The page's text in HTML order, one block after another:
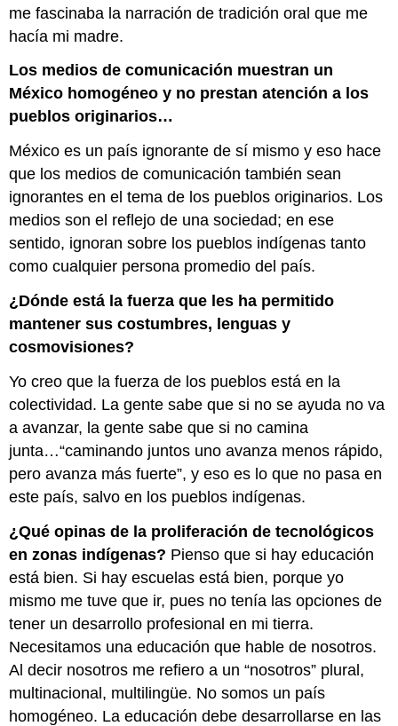
me fascinaba la narración de tradición oral que me
hacía mi madre.
Los medios de comunicación muestran un
México homogéneo y no prestan atención a los
pueblos originarios…
México es un país ignorante de sí mismo y eso hace
que los medios de comunicación también sean
ignorantes en el tema de los pueblos originarios. Los
medios son el reflejo de una sociedad; en ese
sentido, ignoran sobre los pueblos indígenas tanto
como cualquier persona promedio del país.
¿Dónde está la fuerza que les ha permitido
mantener sus costumbres, lenguas y
cosmovisiones?
Yo creo que la fuerza de los pueblos está en la
colectividad. La gente sabe que si no se ayuda no va
a avanzar, la gente sabe que si no camina
junta…“caminando juntos uno avanza menos rápido,
pero avanza más fuerte”, y eso es lo que no pasa en
este país, salvo en los pueblos indígenas.
¿Qué opinas de la proliferación de tecnológicos
en zonas indígenas? Pienso que si hay educación
está bien. Si hay escuelas está bien, porque yo
mismo me tuve que ir, pues no tenía las opciones de
tener un desarrollo profesional en mi tierra.
Necesitamos una educación que hable de nosotros.
Al decir nosotros me refiero a un “nosotros” plural,
multinacional, multilingüe. No somos un país
homogéneo. La educación debe desarrollarse en las